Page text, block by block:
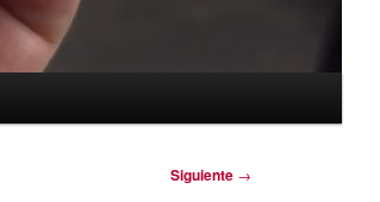
Siguiente →